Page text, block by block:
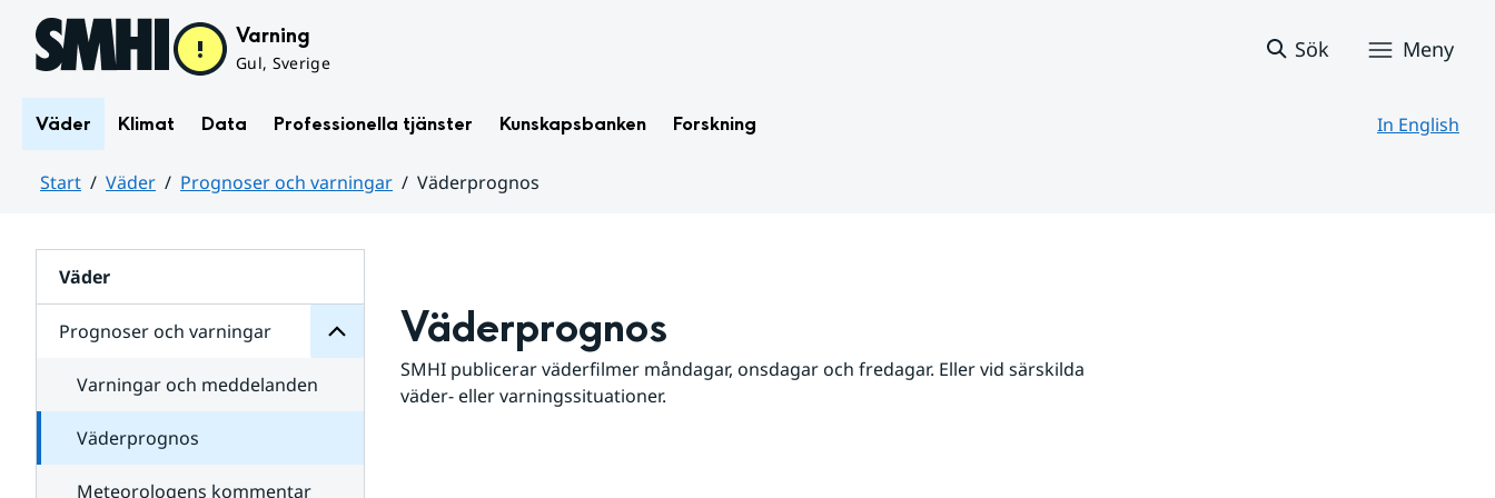
Hoppa till sidans innehåll Varning
Gul, Sverige
Sök Meny
Väder Klimat Data Professionella tjänster Kunskapsbanken Forskning In English
Start Väder Prognoser och varningar
Väderprognos
Väder
Prognoser och varningar
för
varningar
Varningar och meddelanden
Väderprognos
Meteorologens kommentar
Väderprognos
SMHI publicerar väderfilmer måndagar, onsdagar och fredagar. Eller vid särskilda
väder- eller varningssituationer.